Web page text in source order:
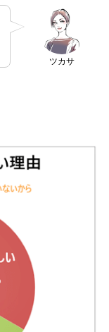
ツカサ